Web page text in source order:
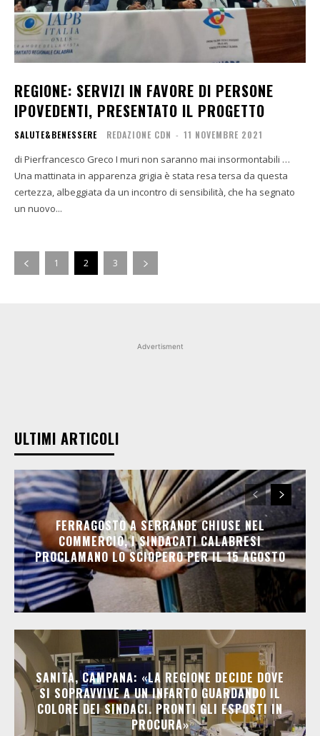
REGIONE: SERVIZI IN FAVORE DI PERSONE
IPOVEDENTI, PRESENTATO IL PROGETTO
SALUTE&BENESSERE REDAZIONE CDN - 11 NOVEMBRE 2021
di Pierfrancesco Greco I muri non saranno mai insormontabili …
Una mattinata in apparenza grigia è stata resa tersa da questa
certezza, albeggiata da un incontro di sensibilità, che ha segnato
un nuovo...
1 2 3
Advertisment
ULTIMI ARTICOLI
FERRAGOSTO A SERRANDE CHIUSE NEL
COMMERCIO, I SINDACATI CALABRESI
PROCLAMANO LO SCIOPERO PER IL 15 AGOSTO
SANITÀ, CAMPANA: «LA REGIONE DECIDE DOVE
SI SOPRAVVIVE A UN INFARTO GUARDANDO IL
COLORE DEI SINDACI. PRONTI GLI ESPOSTI IN
PROCURA»